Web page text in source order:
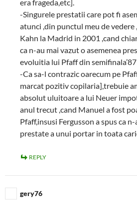
era frageda,etc].
-Singurele prestatii care pot fi
atunci ,din punctul meu de
Kahn la Madrid in 2001 ,cand
ca n-au mai vazut o asemenea
evoluitia lui Pfaff din
-Ca sa-l contrazic oarecum pe
marcat pozitiv copilaria],trebuie
absolut uluitoare a lui Neuer
anul trecut ,cand Manuel a fost
Pfaff,insusi Fergusson a spus ca
prestate a unui portar in toata
REPLY
gery76